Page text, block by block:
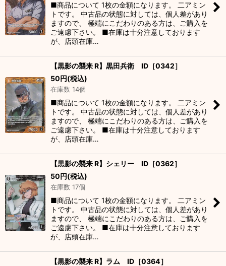
■商品について 1枚の金額になります。 二アミン
トです。 中古品の状態に対しては、個人差があり
ますので、 極端にこだわりのある方は、ご購入を
ご遠慮下さい。 ■在庫は十分注意しております
が、店頭在庫…
【黒影の襲来 R】黒田兵衛 ID［0342］
50円(税込)
在庫数 14個
■商品について 1枚の金額になります。 二アミン
トです。 中古品の状態に対しては、個人差があり
ますので、 極端にこだわりのある方は、ご購入を
ご遠慮下さい。 ■在庫は十分注意しております
が、店頭在庫…
【黒影の襲来 R】シェリー ID［0362］
50円(税込)
在庫数 17個
■商品について 1枚の金額になります。 二アミン
トです。 中古品の状態に対しては、個人差があり
ますので、 極端にこだわりのある方は、ご購入を
ご遠慮下さい。 ■在庫は十分注意しております
が、店頭在庫…
【黒影の襲来 R】ラム ID［0364］